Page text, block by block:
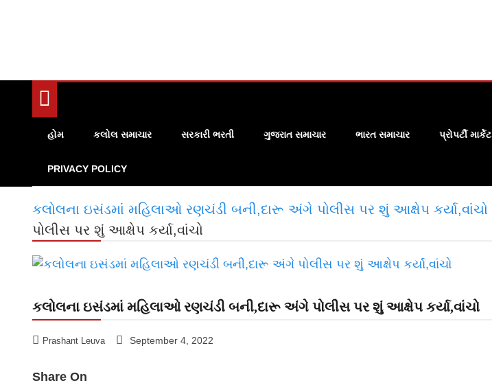
હોમ કલોલ સમાચાર સરકારી ભરતી ગુજરાત સમાચાર ભારત સમાચાર પ્રોપર્ટી માર્કેટ
PRIVACY POLICY
કલોલના ઇસંડમાં મહિલાઓ રણચંડી બની,દારૂ અંગે પોલીસ પર શું આક્ષેપ કર્યા,વાંચો
પોલીસ પર શું આક્ષેપ કર્યા,વાંચો
કલોલના ઇસંડમાં મહિલાઓ રણચંડી બની,દારૂ અંગે પોલીસ પર શું આક્ષેપ કર્યા,વાંચો
Prashant Leuva September 4, 2022
Share On